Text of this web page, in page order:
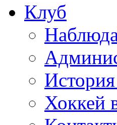
Клуб
Хоккей